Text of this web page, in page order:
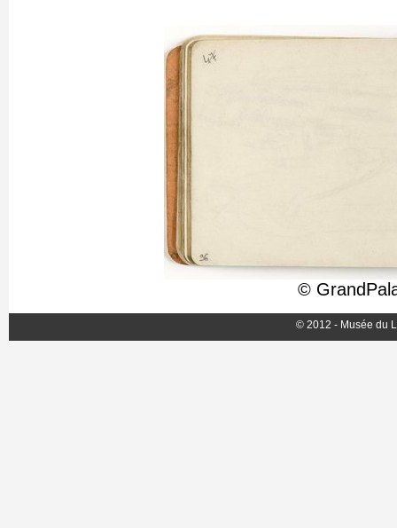
©
© 2012 - Musée du